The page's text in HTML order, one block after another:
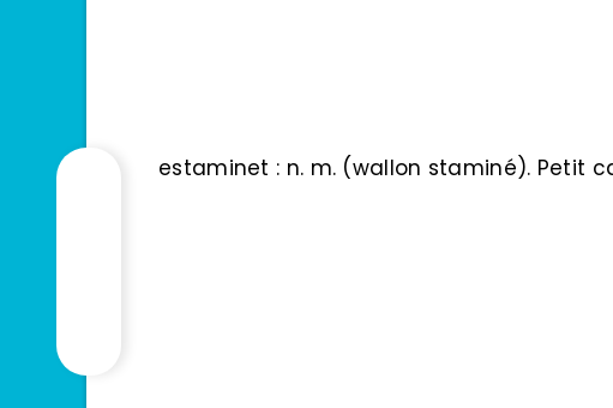
estaminet : n. m. (wallon staminé). Petit